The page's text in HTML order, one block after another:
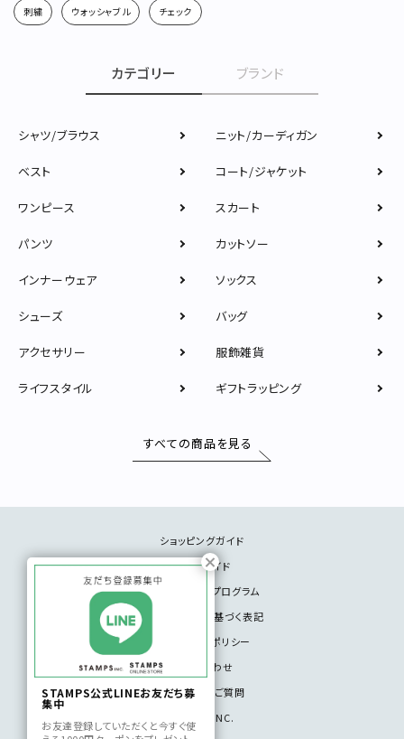
刺繍 ウォッシャブル チェック
カテゴリー ブランド
シャツ/ブラウス ニット/カーディガン
ベスト コート/ジャケット
ワンピース スカート
パンツ カットソー
インナーウェア ソックス
シューズ バッグ
アクセサリー 服飾雑貨
ライフスタイル ギフトラッピング
すべての商品を見る
ショッピングガイド
サイズガイド
メンバーシッププログラム
特定商取引法に基づく表記
プライバシーポリシー
お問い合わせ
よくいただくご質問
STAMPS INC.
STAMPS公式LINEお友だち募
集中
お友達登録していただくと今すぐ使